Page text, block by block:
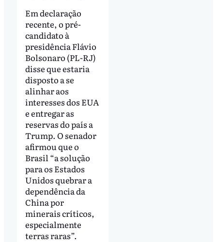
Em declaração
recente, o pré-
candidato à
presidência Flávio
Bolsonaro (PL-RJ)
disse que estaria
disposto a se
alinhar aos
interesses dos EUA
e entregar as
reservas do país a
Trump. O senador
afirmou que o
Brasil “a solução
para os Estados
Unidos quebrar a
dependência da
China por
minerais críticos,
especialmente
terras raras”.